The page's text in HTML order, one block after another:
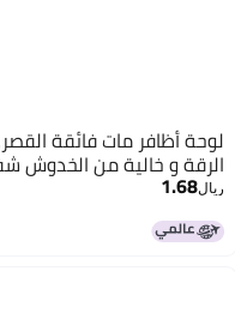
لوحة أظافر مات فائقة
الرقة و خالية من الخدوش
ريال1.68